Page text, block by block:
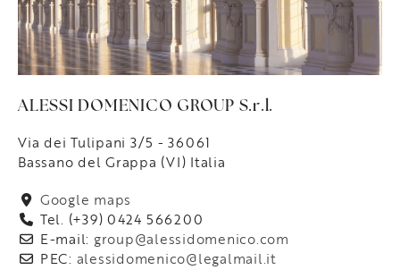
ALESSI DOMENICO GROUP S.r.l.
Via dei Tulipani 3/5 - 36061
Bassano del Grappa (VI) Italia
Google maps
Tel. (+39) 0424 566200
E-mail: group@alessidomenico.com
PEC: alessidomenico@legalmail.it